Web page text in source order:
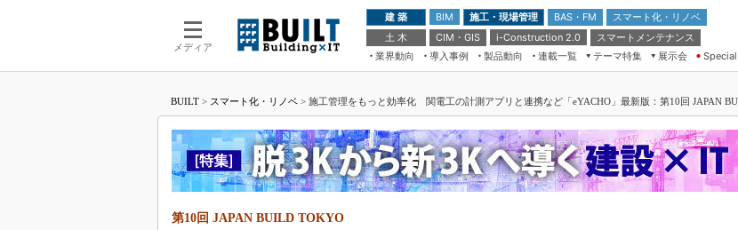
メディア
建 築 BIM 施工・現場管理 BAS・FM
スマート化・リノベ
土 木
CIM・GIS i-Construction 2.0
スマートメンテナンス
業界動向
導入事例 製品動向 連載一覧
テーマ特集
ドローンがもたらす建設業界の“ゲー
ムチェンジ” Ver.2.0
脱3Kから新3Kへ導く建設×IT
“Society5.0”時代のスマートビル
展示会
第8回 国際 建設・測量展
（CSPI2026）
第10回 JAPAN BUILD TOKYO－建
築・土木・不動産の先端技術展－
Special
BUILT > スマート化・リノベ > 施工管理をもっと効率化 関電工の計測アプリと連携など「eYACHO」最新版：第10回 JAPAN
第10回 JAPAN BUILD TOKYO